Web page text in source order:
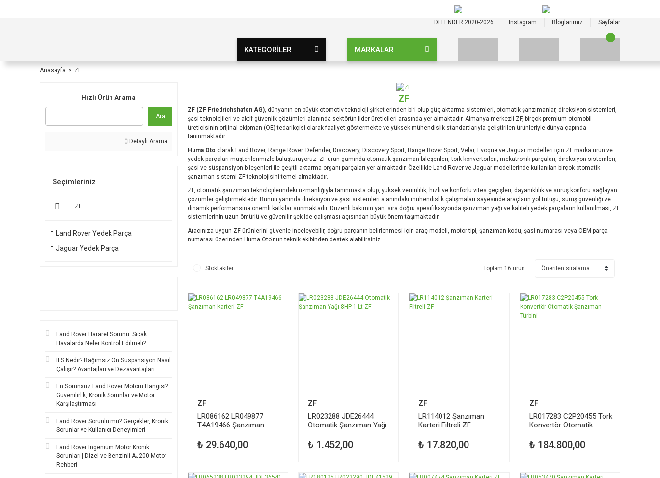
DEFENDER 2020-2026 Instagram Bloglarımız Sayfalar
KATEGORİLER MARKALAR
Anasayfa ZF
Hızlı Ürün Arama
Ara
Detaylı Arama
Seçimleriniz
ZF
Land Rover Yedek Parça
Jaguar Yedek Parça
Land Rover Hararet Sorunu: Sıcak
Havalarda Neler Kontrol Edilmeli?
IFS Nedir? Bağımsız Ön Süspansiyon Nasıl
Çalışır? Avantajları ve Dezavantajları
En Sorunsuz Land Rover Motoru Hangisi?
Güvenilirlik, Kronik Sorunlar ve Motor
Karşılaştırması
Land Rover Sorunlu mu? Gerçekler, Kronik
Sorunlar ve Kullanıcı Deneyimleri
Land Rover Ingenium Motor Kronik
Sorunları | Dizel ve Benzinli AJ200 Motor
Rehberi
ZF
ZF (ZF Friedrichshafen AG), dünyanın en büyük otomotiv teknoloji şirketlerinden biri olup güç aktarma sistemleri, otomatik şanzımanlar, direksiyon sistemleri,
şasi teknolojileri ve aktif güvenlik çözümleri alanında sektörün lider üreticileri arasında yer almaktadır. Almanya merkezli ZF, birçok premium otomobil
üreticisinin orijinal ekipman (OE) tedarikçisi olarak faaliyet göstermekte ve yüksek mühendislik standartlarıyla geliştirilen ürünleriyle dünya çapında
tanınmaktadır.
Huma Oto olarak Land Rover, Range Rover, Defender, Discovery, Discovery Sport, Range Rover Sport, Velar, Evoque ve Jaguar modelleri için ZF marka ürün ve
yedek parçaları müşterilerimizle buluşturuyoruz. ZF ürün gamında otomatik şanzıman bileşenleri, tork konvertörleri, mekatronik parçaları, direksiyon sistemleri,
şasi ve süspansiyon bileşenleri ile çeşitli aktarma organı parçaları yer almaktadır. Özellikle Land Rover ve Jaguar modellerinde kullanılan birçok otomatik
şanzıman sistemi ZF teknolojisini temel almaktadır.
ZF, otomatik şanzıman teknolojilerindeki uzmanlığıyla tanınmakta olup, yüksek verimlilik, hızlı ve konforlu vites geçişleri, dayanıklılık ve sürüş konforu sağlayan
çözümler geliştirmektedir. Bunun yanında direksiyon ve şasi sistemleri alanındaki mühendislik çalışmaları sayesinde araçların yol tutuşu, sürüş güvenliği ve
dinamik performansına önemli katkılar sunmaktadır. Düzenli bakımın yanı sıra doğru spesifikasyonda şanzıman yağı ve kaliteli yedek parçaların kullanılması, ZF
sistemlerinin uzun ömürlü ve güvenilir şekilde çalışması açısından büyük önem taşımaktadır.
Aracınıza uygun ZFürünlerini güvenle inceleyebilir, doğru parçanın belirlenmesi için araç modeli, motor tipi, şanzıman kodu, şasi numarası veya OEM parça
numarası üzerinden Huma Oto'nun teknik ekibinden destek alabilirsiniz.
Stoktakiler Toplam 16 ürün
ZF
LR086162 LR049877
T4A19466 Şanzıman
₺ 29.640,00
ZF
LR023288 JDE26444
Otomatik Şanzıman Yağı
₺ 1.452,00
ZF
LR114012 Şanzıman
Karteri Filtreli ZF
₺ 17.820,00
ZF
LR017283 C2P20455 Tork
Konvertör Otomatik
₺ 184.800,00